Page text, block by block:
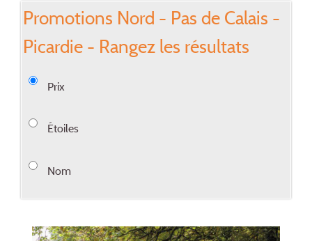
Promotions Nord - Pas de Calais -
Picardie - Rangez les résultats
Prix
Étoiles
Nom